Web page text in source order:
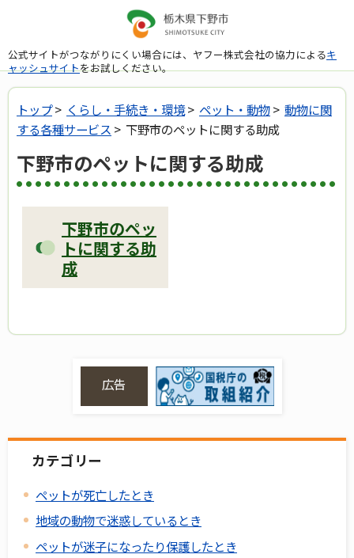
公式サイトがつながりにくい場合には、ヤフー株式会社の協力によるキ
ャッシュサイトをお試しください。
トップ> くらし・手続き・環境> ペット・動物> 動物に関
する各種サービス > 下野市のペットに関する助成
下野市のペットに関する助成
下野市のペッ
トに関する助
成
広告
カテゴリー
ペットが死亡したとき
地域の動物で迷惑しているとき
ペットが迷子になったり保護したとき